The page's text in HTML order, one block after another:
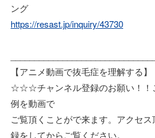
ング
https://resast.jp/inquiry/43730
【アニメ動画で抜毛症を理解する】
☆☆☆チャンネル登録のお願い！！
例を動画で
ご覧頂くことがで来ます。アクセ
録をしてからご覧ください。